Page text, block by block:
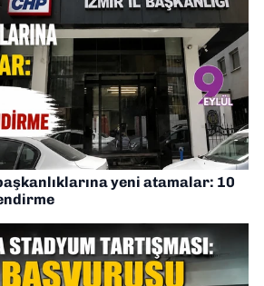
yeni atamalar: 10